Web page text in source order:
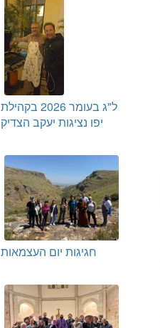
ל"ג בעומר 2026 בקהילת
יפו נציגות יעקב הצדיק
חגיגות יום העצמאות